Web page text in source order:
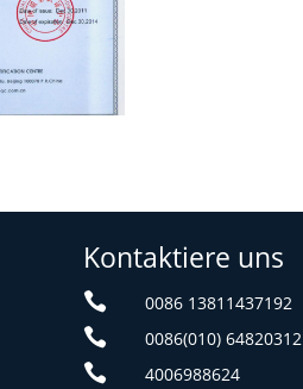
Kontaktiere uns
 0086 13811437192
 0086(010) 64820312
 4006988624